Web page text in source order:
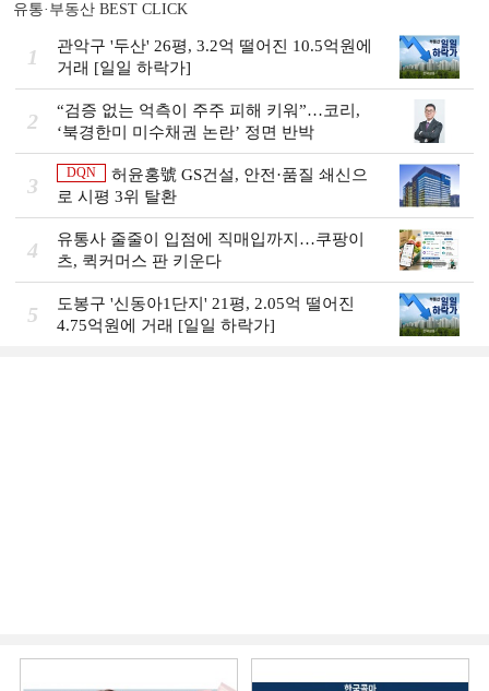
유통·부동산 BEST CLICK
1
관악구 '두산' 26평, 3.2억 떨어진 10.5억원에
거래 [일일 하락가]
2
“검증 없는 억측이 주주 피해 키워”…코리,
‘북경한미 미수채권 논란’ 정면 반박
3
DQN
허윤홍號 GS건설, 안전·품질 쇄신으
로 시평 3위 탈환
4
유통사 줄줄이 입점에 직매입까지…쿠팡이
츠, 퀵커머스 판 키운다
5
도봉구 '신동아1단지' 21평, 2.05억 떨어진
4.75억원에 거래 [일일 하락가]